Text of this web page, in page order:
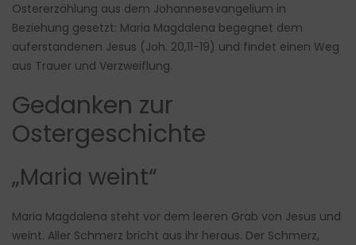
Ostererzählung aus dem Johannesevangelium in
Beziehung gesetzt: Maria Magdalena begegnet dem
auferstandenen Jesus (Joh. 20,11-19) und findet einen Weg
aus Trauer und Verzweiflung.
Gedanken zur
Ostergeschichte
„Maria weint“
Maria Magdalena steht vor dem leeren Grab von Jesus und
weint. Aller Schmerz bricht aus ihr heraus. Der Schmerz,